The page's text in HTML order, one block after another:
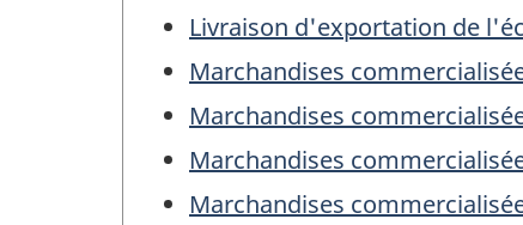
Livraison d'exportation de
Marchandises
Marchandises
Marchandises
Marchandises